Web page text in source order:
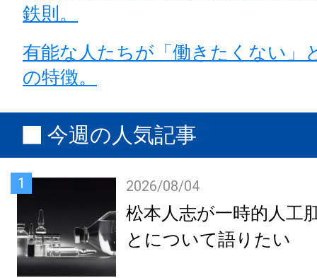
鉄則。
有能な人たちが「働きたくない」
の特徴。
今週の人気記事
1 2026/08/04
松本人志が一時的人工
とについて語りたい